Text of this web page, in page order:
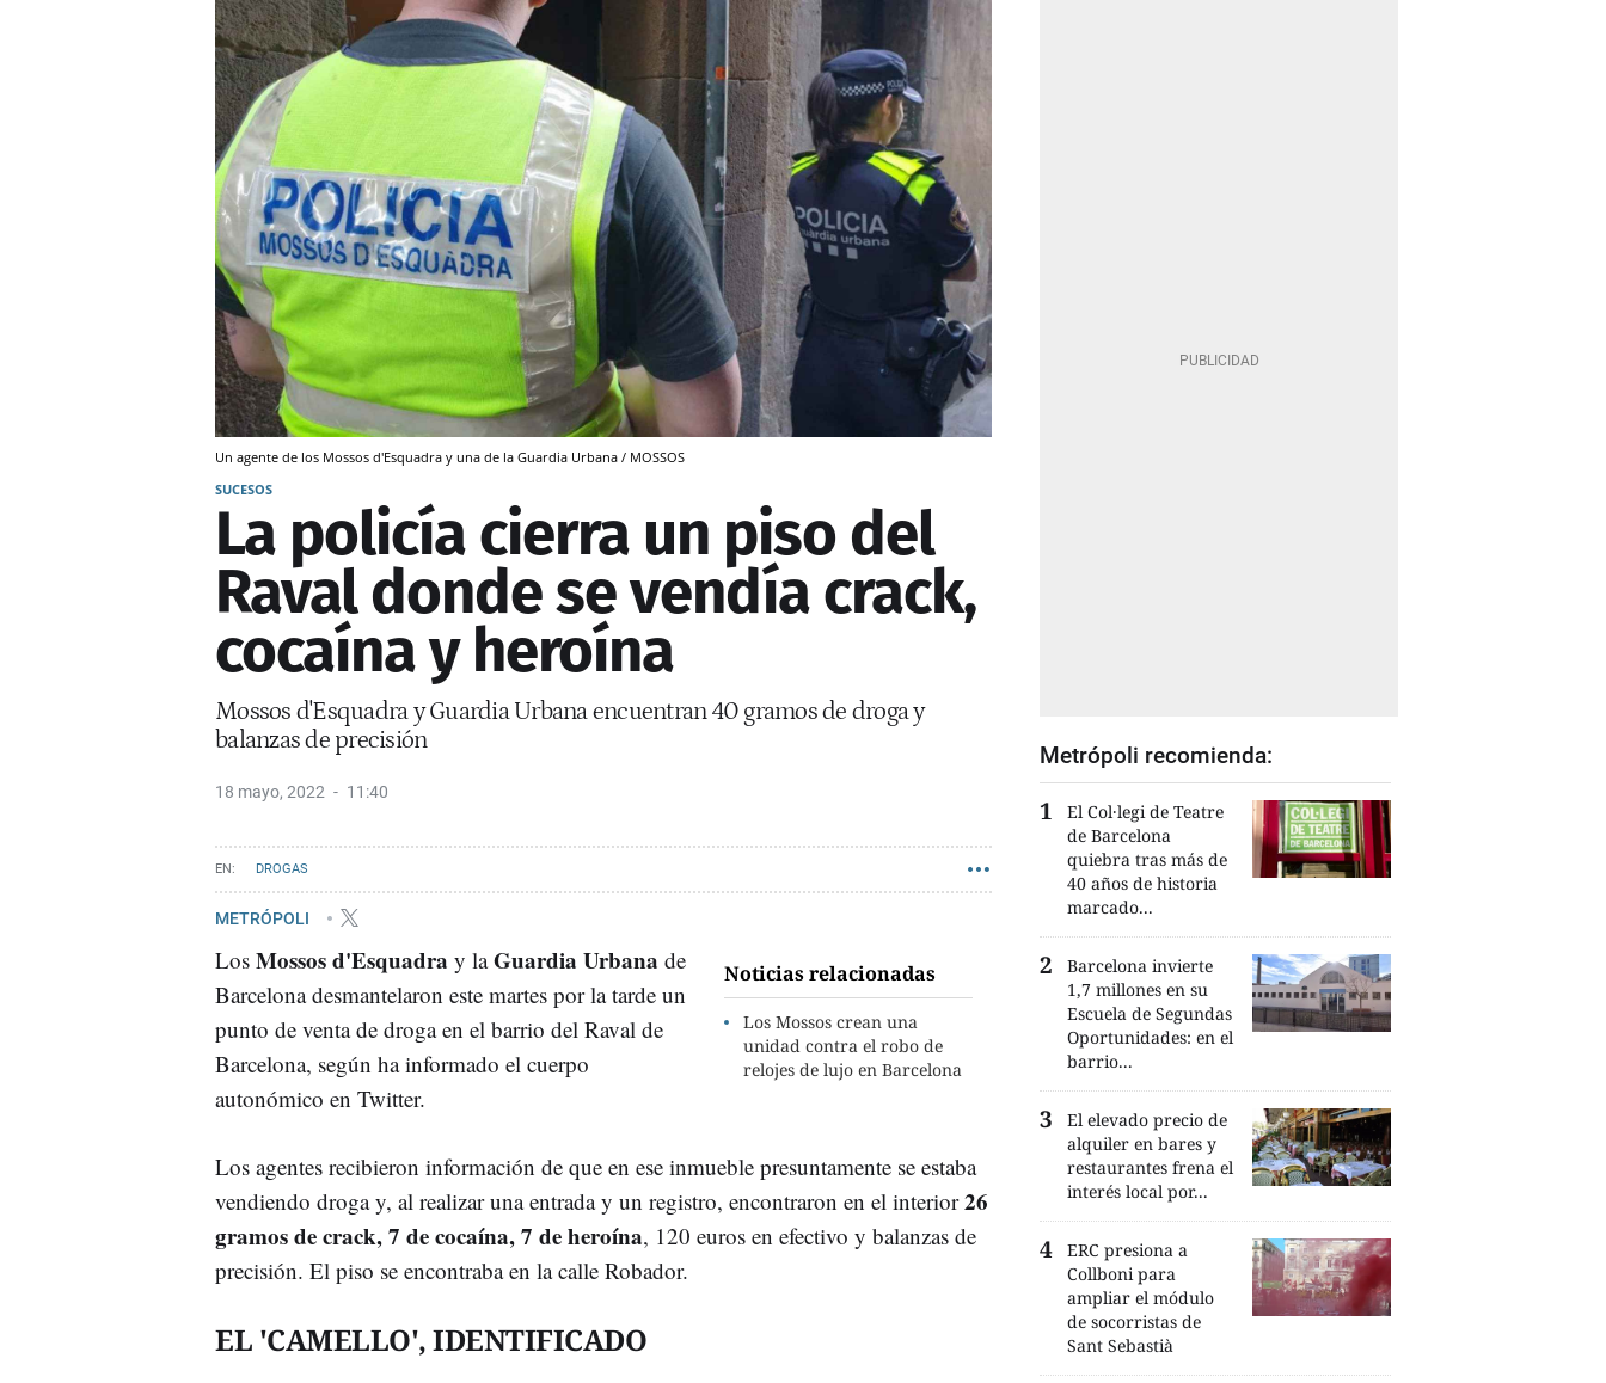
Un agente de los Mossos d'Esquadra y una de la Guardia Urbana / MOSSOS
SUCESOS
La policía cierra un piso del
Raval donde se vendía crack,
cocaína y heroína
Mossos d'Esquadra y Guardia Urbana encuentran 40 gramos de droga y
balanzas de precisión
18 mayo, 2022 11:40
DROGAS
METRÓPOLI
Noticias relacionadas
Los Mossos crean una
unidad contra el robo de
relojes de lujo en Barcelona
Los Mossos d'Esquadra y laGuardia Urbana de
Barcelona desmantelaron este martes por la tarde un
punto de venta de droga en el barrio del Raval de
Barcelona, según ha informado el cuerpo
autonómico en Twitter.
Los agentes recibieron información de que en ese inmueble presuntamente se estaba
vendiendo droga y, al realizar una entrada y un registro, encontraron en el interior26
gramos de crack, 7 de cocaína, 7 de heroína, 120 euros en efectivo y balanzas de
precisión. El piso se encontraba en la calle Robador.
EL 'CAMELLO', IDENTIFICADO
Metrópoli recomienda:
El Col·legi de Teatre
de Barcelona
quiebra tras más de
40 años de historia
marcado...
Barcelona invierte
1,7 millones en su
Escuela de Segundas
Oportunidades: en el
barrio...
El elevado precio de
alquiler en bares y
restaurantes frena el
interés local por...
ERC presiona a
Collboni para
ampliar el módulo
de socorristas de
Sant Sebastià